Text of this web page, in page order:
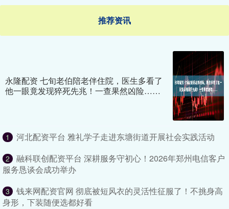
推荐资讯
永隆配资 七旬老伯陪老伴住院，医生多看了
他一眼竟发现猝死先兆！一查果然凶险……
1 河北配资平台 雅礼学子走进东塘街道开展社会实践活动
2
融科联创配资平台 深耕服务守初心！2026年郑州电信客户
服务恳谈会成功举办
3
钱来网配资官网 彻底被短风衣的灵活性征服了！不挑身高
身形，下装随便选都好看